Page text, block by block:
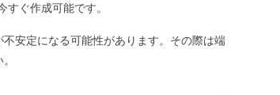
すぐ作成可能です。
安定になる可能性があります。その際は端